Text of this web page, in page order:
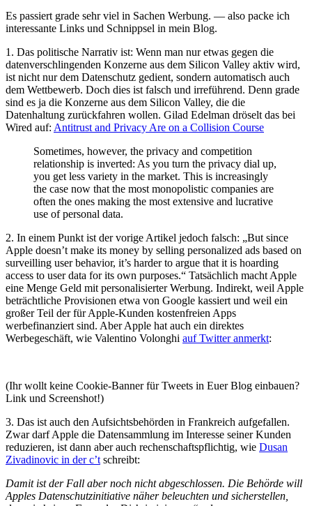
Es passiert grade sehr viel in Sachen Werbung. — also packe ich
interessante Links und Schnippsel in mein Blog.
1. Das politische Narrativ ist: Wenn man nur etwas gegen die
datenverschlingenden Konzerne aus dem Silicon Valley aktiv wird,
ist nicht nur dem Datenschutz gedient, sondern automatisch auch
dem Wettbewerb. Doch dies ist falsch und irreführend. Denn grade
sind es ja die Konzerne aus dem Silicon Valley, die die
Datenhaltung zurückfahren wollen. Gilad Edelman dröselt das bei
Wired auf: Antitrust and Privacy Are on a Collision Course
Sometimes, however, the privacy and competition
relationship is inverted: As you turn the privacy dial up,
you get less variety in the market. This is increasingly
the case now that the most monopolistic companies are
often the ones making the most extensive and lucrative
use of personal data.
2. In einem Punkt ist der vorige Artikel jedoch falsch: „But since
Apple doesn’t make its money by selling personalized ads based on
surveilling user behavior, it’s harder to argue that it is hoarding
access to user data for its own purposes.“ Tatsächlich macht Apple
eine Menge Geld mit personalisierter Werbung. Indirekt, weil Apple
beträchtliche Provisionen etwa von Google kassiert und weil ein
großer Teil der für Apple-Kunden kostenfreien Apps
werbefinanziert sind. Aber Apple hat auch ein direktes
Werbegeschäft, wie Valentino Volonghi auf Twitter anmerkt:
(Ihr wollt keine Cookie-Banner für Tweets in Euer Blog einbauen?
Link und Screenshot!)
3. Das ist auch den Aufsichtsbehörden in Frankreich aufgefallen.
Zwar darf Apple die Datensammlung im Interesse seiner Kunden
reduzieren, ist dann aber auch rechenschaftspflichtig, wie Dusan
Zivadinovic in der c’t schreibt:
Damit ist der Fall aber noch nicht abgeschlossen. Die Behörde will
Apples Datenschutzinitiative näher beleuchten und sicherstellen,